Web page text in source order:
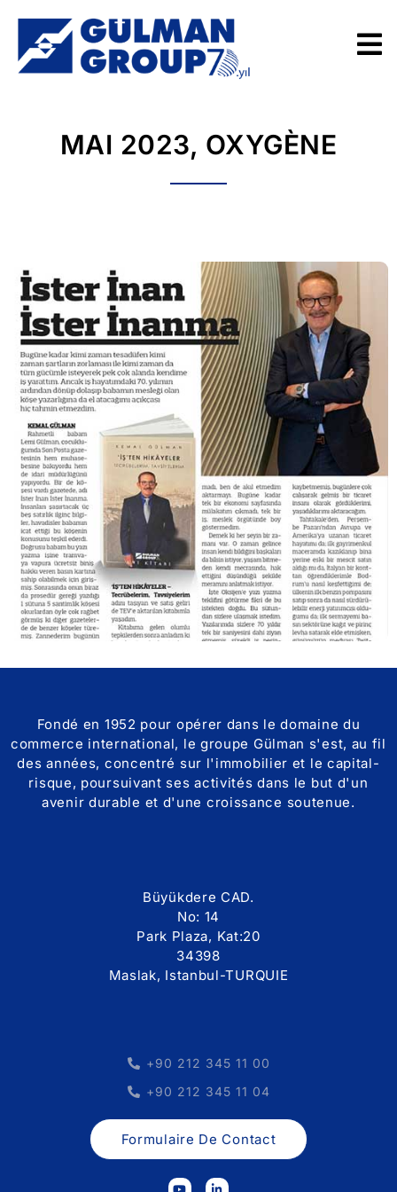
MAI 2023, OXYGÈNE
Fondé en 1952 pour opérer dans le domaine du
commerce international, le groupe Gülman s'est, au fil
des années, concentré sur l'immobilier et le capital-
risque, poursuivant ses activités dans le but d'un
avenir durable et d'une croissance soutenue.
Büyükdere CAD.
No: 14
Park Plaza, Kat:20
34398
Maslak, Istanbul-TURQUIE
+90 212 345 11 00
+90 212 345 11 04
Formulaire De Contact